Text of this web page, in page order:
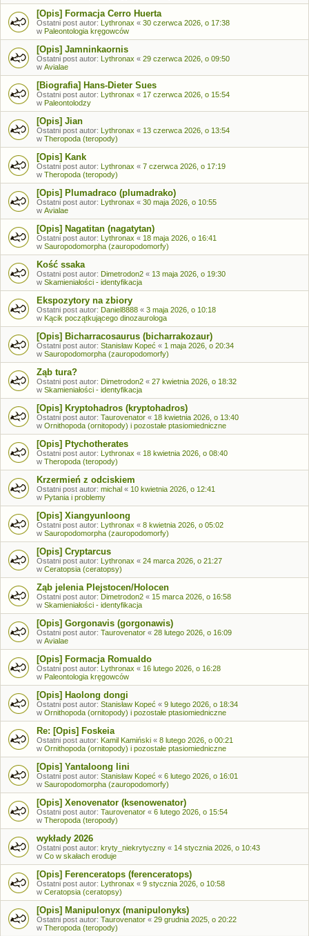
[Opis] Formacja Cerro Huerta
Ostatni post autor: Lythronax « 30 czerwca 2026, o 17:38
w Paleontologia kręgowców
[Opis] Jamninkaornis
Ostatni post autor: Lythronax « 29 czerwca 2026, o 09:50
w Avialae
[Biografia] Hans-Dieter Sues
Ostatni post autor: Lythronax « 17 czerwca 2026, o 15:54
w Paleontolodzy
[Opis] Jian
Ostatni post autor: Lythronax « 13 czerwca 2026, o 13:54
w Theropoda (teropody)
[Opis] Kank
Ostatni post autor: Lythronax « 7 czerwca 2026, o 17:19
w Theropoda (teropody)
[Opis] Plumadraco (plumadrako)
Ostatni post autor: Lythronax « 30 maja 2026, o 10:55
w Avialae
[Opis] Nagatitan (nagatytan)
Ostatni post autor: Lythronax « 18 maja 2026, o 16:41
w Sauropodomorpha (zauropodomorfy)
Kość ssaka
Ostatni post autor: Dimetrodon2 « 13 maja 2026, o 19:30
w Skamieniałości - identyfikacja
Ekspozytory na zbiory
Ostatni post autor: Daniel8888 « 3 maja 2026, o 10:18
w Kącik początkującego dinozaurologa
[Opis] Bicharracosaurus (bicharrakozaur)
Ostatni post autor: Stanisław Kopeć « 1 maja 2026, o 20:34
w Sauropodomorpha (zauropodomorfy)
Ząb tura?
Ostatni post autor: Dimetrodon2 « 27 kwietnia 2026, o 18:32
w Skamieniałości - identyfikacja
[Opis] Kryptohadros (kryptohadros)
Ostatni post autor: Taurovenator « 18 kwietnia 2026, o 13:40
w Ornithopoda (ornitopody) i pozostałe ptasiomiedniczne
[Opis] Ptychotherates
Ostatni post autor: Lythronax « 18 kwietnia 2026, o 08:40
w Theropoda (teropody)
Krzermień z odciskiem
Ostatni post autor: michal « 10 kwietnia 2026, o 12:41
w Pytania i problemy
[Opis] Xiangyunloong
Ostatni post autor: Lythronax « 8 kwietnia 2026, o 05:02
w Sauropodomorpha (zauropodomorfy)
[Opis] Cryptarcus
Ostatni post autor: Lythronax « 24 marca 2026, o 21:27
w Ceratopsia (ceratopsy)
Ząb jelenia Plejstocen/Holocen
Ostatni post autor: Dimetrodon2 « 15 marca 2026, o 16:58
w Skamieniałości - identyfikacja
[Opis] Gorgonavis (gorgonawis)
Ostatni post autor: Taurovenator « 28 lutego 2026, o 16:09
w Avialae
[Opis] Formacja Romualdo
Ostatni post autor: Lythronax « 16 lutego 2026, o 16:28
w Paleontologia kręgowców
[Opis] Haolong dongi
Ostatni post autor: Stanisław Kopeć « 9 lutego 2026, o 18:34
w Ornithopoda (ornitopody) i pozostałe ptasiomiedniczne
Re: [Opis] Foskeia
Ostatni post autor: Kamil Kamiński « 8 lutego 2026, o 00:21
w Ornithopoda (ornitopody) i pozostałe ptasiomiedniczne
[Opis] Yantaloong lini
Ostatni post autor: Stanisław Kopeć « 6 lutego 2026, o 16:01
w Sauropodomorpha (zauropodomorfy)
[Opis] Xenovenator (ksenowenator)
Ostatni post autor: Taurovenator « 6 lutego 2026, o 15:54
w Theropoda (teropody)
wykłady 2026
Ostatni post autor: kryty_niekrytyczny « 14 stycznia 2026, o 10:43
w Co w skałach eroduje
[Opis] Ferenceratops (ferenceratops)
Ostatni post autor: Lythronax « 9 stycznia 2026, o 10:58
w Ceratopsia (ceratopsy)
[Opis] Manipulonyx (manipulonyks)
Ostatni post autor: Taurovenator « 29 grudnia 2025, o 20:22
w Theropoda (teropody)